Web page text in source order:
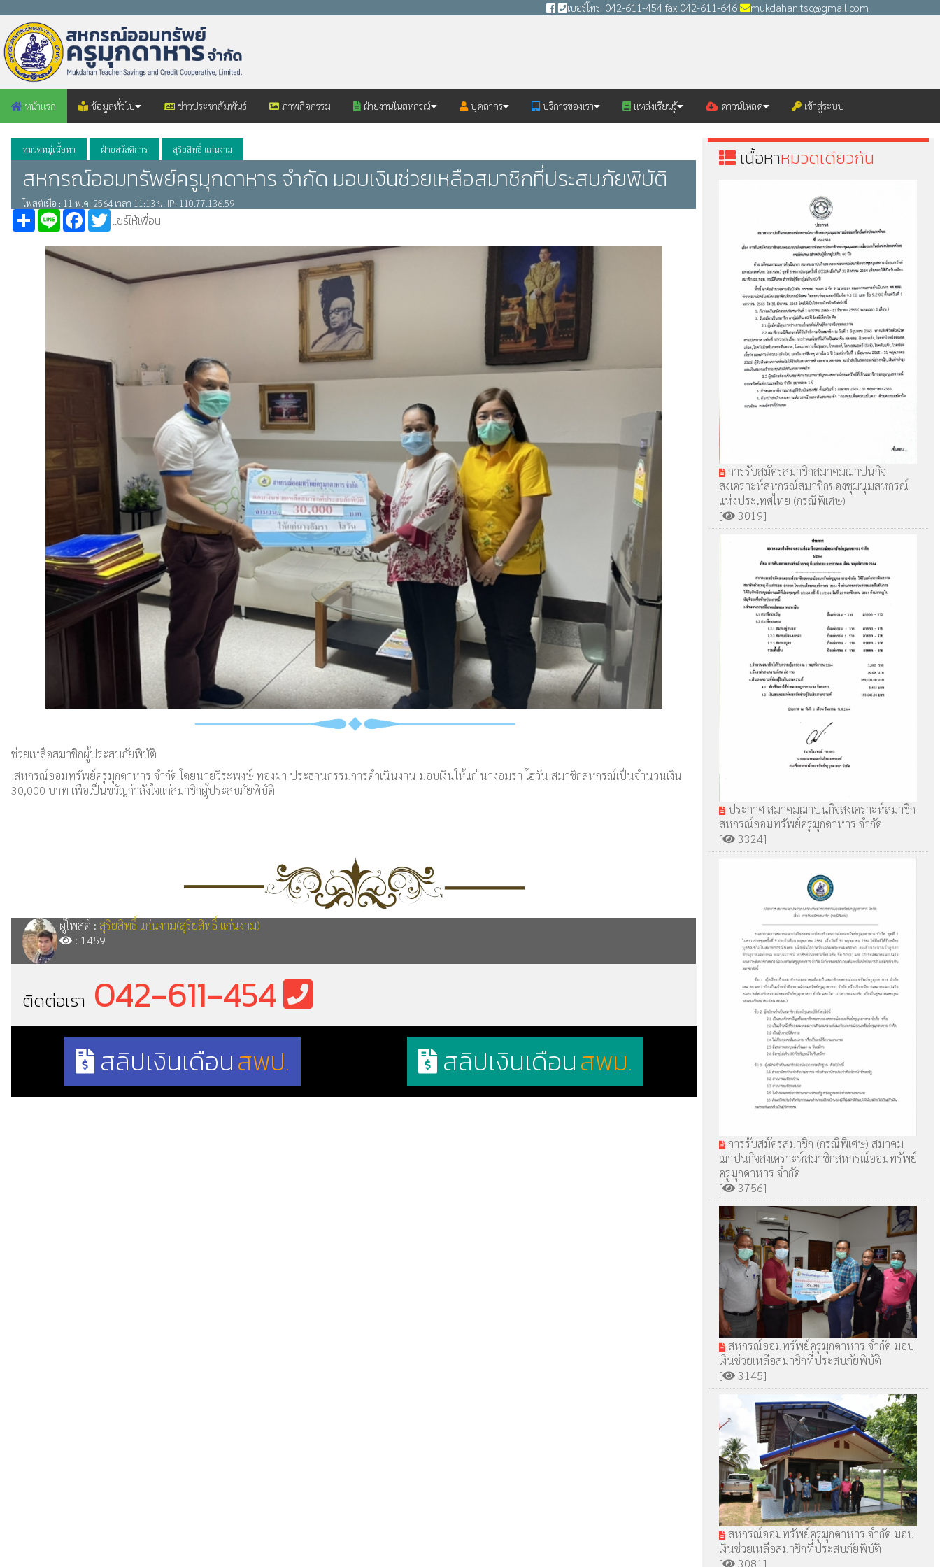
เบอร์โทร. 042-611-454 fax 042-611-646 mukdahan.tsc@gmail.com
หน้าแรก ข้อมูลทั่วไป ข่าวประชาสัมพันธ์ ภาพกิจกรรม ฝ่ายงานในสหกรณ์ บุคลากร บริการของเรา แหล่งเรียนรู้ ดาวน์โหลด เข้าสู่ระบบ
หมวดหมู่เนื้อหา ฝ่ายสวัสดิการ สุริยสิทธิ์ แก่นงาม
สหกรณ์ออมทรัพย์ครูมุกดาหาร จำกัด มอบเงินช่วยเหลือสมาชิกที่ประสบภัยพิบัติ
โพสต์เมื่อ : 11 พ.ค. 2564 เวลา 11:13 น. IP: 110.77.136.59
แชร์ให้เพื่อน
ShareLine Facebook
Twitter
ช่วยเหลือสมาชิกผู้ประสบภัยพิบัติ
สหกรณ์ออมทรัพย์ครูมุกดาหาร จำกัด โดยนายวีระพงษ์ ทองผา ประธานกรรมการดำเนินงาน มอบเงินให้แก่ นางอมรา โฮวัน สมาชิกสหกรณ์เป็นจำนวนเงิน
30,000 บาท เพื่อเป็นขวัญกำลังใจแก่สมาชิกผู้ประสบภัยพิบัติ
ผู้โพสต์ : สุริยสิทธิ์ แก่นงาม(สุริยสิทธิ์ แก่นงาม)
: 1459
ติดต่อเรา 042-611-454
สลิปเงินเดือนสพป. สลิปเงินเดือนสพม.
เนื้อหาหมวดเดียวกัน
การรับสมัครสมาชิกสมาคมฌาปนกิจ
สงเคราะห์สหกรณ์สมาชิกของชุมนุมสหกรณ์
แห่งประเทศไทย (กรณีพิเศษ)
[
3019]
ประกาศ สมาคมฌาปนกิจสงเคราะห์สมาชิก
สหกรณ์ออมทรัพย์ครูมุกดาหาร จำกัด
[
3324]
การรับสมัครสมาชิก (กรณีพิเศษ) สมาคม
ฌาปนกิจสงเคราะห์สมาชิกสหกรณ์ออมทรัพย์
ครูมุกดาหาร จำกัด
[
3756]
สหกรณ์ออมทรัพย์ครูมุกดาหาร จำกัด มอบ
เงินช่วยเหลือสมาชิกที่ประสบภัยพิบัติ
[
3145]
สหกรณ์ออมทรัพย์ครูมุกดาหาร จำกัด มอบ
เงินช่วยเหลือสมาชิกที่ประสบภัยพิบัติ
[
3081]